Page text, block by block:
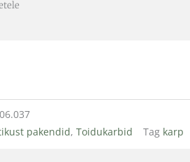
pakendid, Toidukarbid Tag karp